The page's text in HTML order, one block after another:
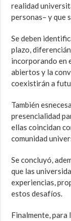
realidad
personas– y que
Se deben
plazo,
incorporando en
abiertos y la
coexistirán a
También
presencialidad
ellas coincidan
comunidad
Se concluyó,
que las
experiencias,
estos desafíos.
Finalmente, para